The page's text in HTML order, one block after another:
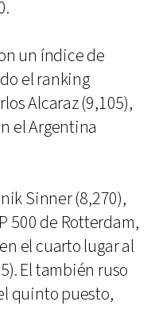
un índice de
el ranking
Alcaraz (9,105),
el Argentina
Sinner (8,270),
500 de Rotterdam,
el cuarto lugar al
El también ruso
quinto puesto,